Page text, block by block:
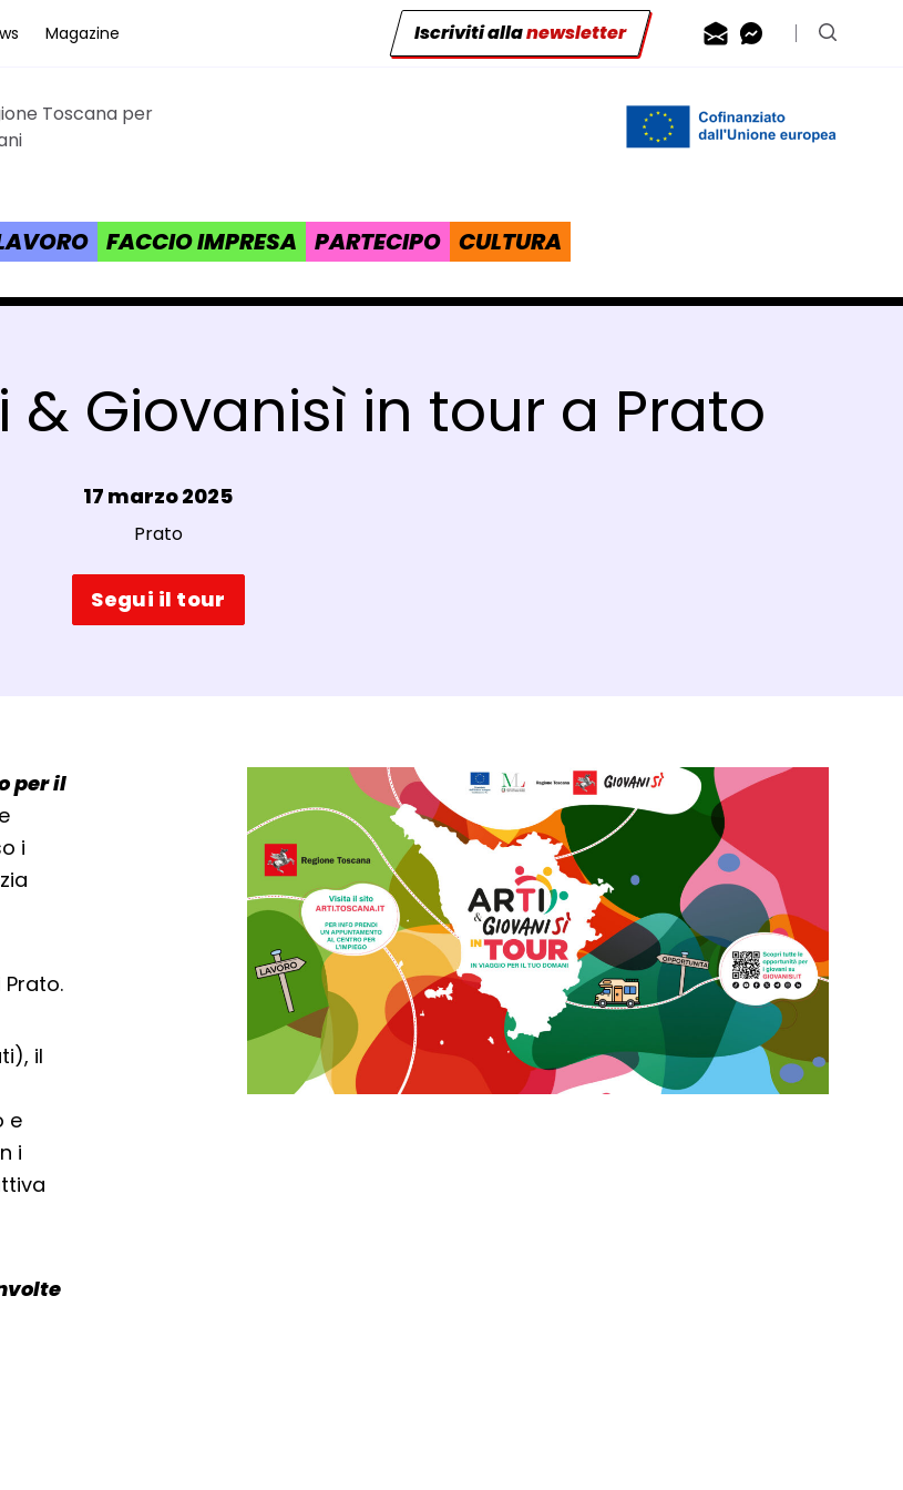
Magazine Iscriviti allanewsletter Contattaci via
Contattaci
Cerca
Toscana per
FACCIO IMPRESA PARTECIPO CULTURA
& Giovanisì in tour a Prato
Data e ora:
17 marzo 2025
Luogo:
Prato
Segui il tour
per il
i
il
e
i